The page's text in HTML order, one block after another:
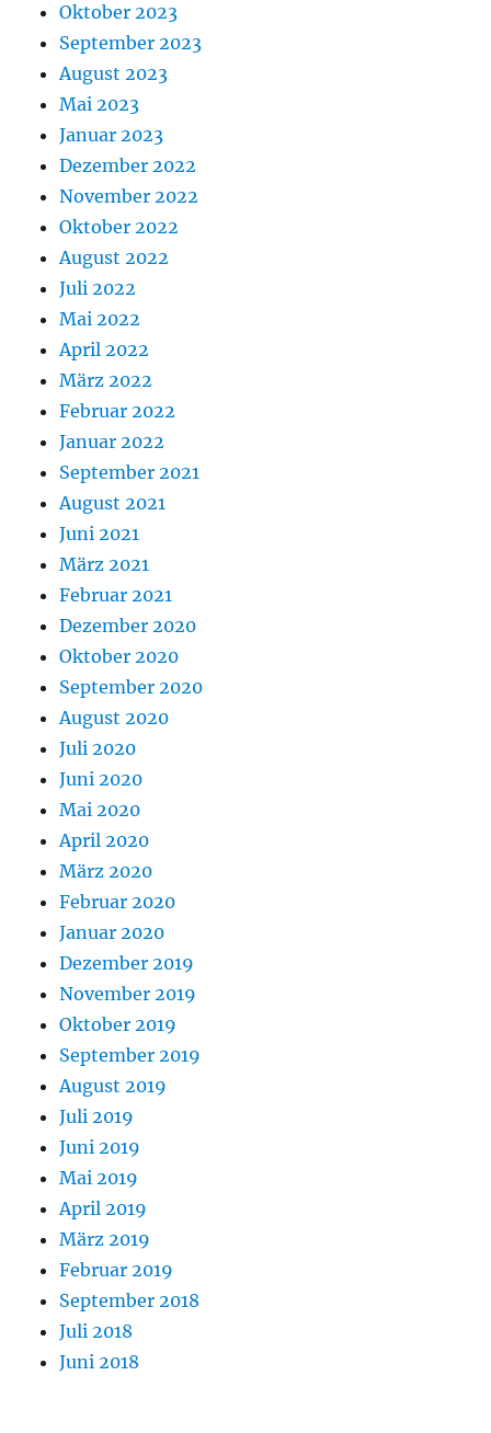
Oktober 2023
September 2023
August 2023
Mai 2023
Januar 2023
Dezember 2022
November 2022
Oktober 2022
August 2022
Juli 2022
Mai 2022
April 2022
März 2022
Februar 2022
Januar 2022
September 2021
August 2021
Juni 2021
März 2021
Februar 2021
Dezember 2020
Oktober 2020
September 2020
August 2020
Juli 2020
Juni 2020
Mai 2020
April 2020
März 2020
Februar 2020
Januar 2020
Dezember 2019
November 2019
Oktober 2019
September 2019
August 2019
Juli 2019
Juni 2019
Mai 2019
April 2019
März 2019
Februar 2019
September 2018
Juli 2018
Juni 2018